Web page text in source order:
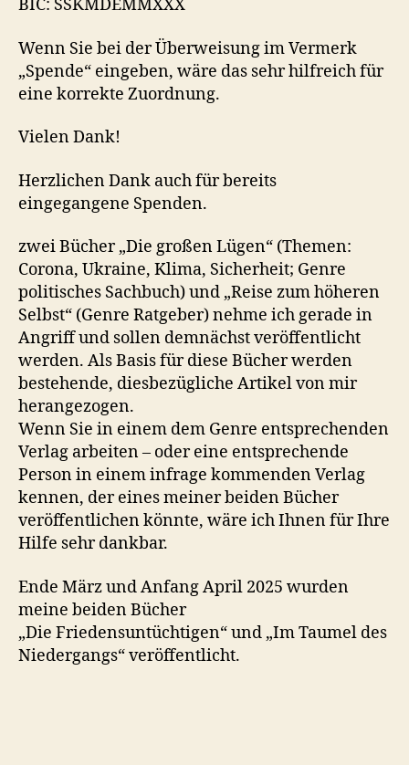
BIC: SSKMDEMMXXX
Wenn Sie bei der Überweisung im Vermerk
„Spende“ eingeben, wäre das sehr hilfreich für
eine korrekte Zuordnung.
Vielen Dank!
Herzlichen Dank auch für bereits
eingegangene Spenden.
zwei Bücher „Die großen Lügen“ (Themen:
Corona, Ukraine, Klima, Sicherheit; Genre
politisches Sachbuch) und „Reise zum höheren
Selbst“ (Genre Ratgeber) nehme ich gerade in
Angriff und sollen demnächst veröffentlicht
werden. Als Basis für diese Bücher werden
bestehende, diesbezügliche Artikel von mir
herangezogen.
Wenn Sie in einem dem Genre entsprechenden
Verlag arbeiten – oder eine entsprechende
Person in einem infrage kommenden Verlag
kennen, der eines meiner beiden Bücher
veröffentlichen könnte, wäre ich Ihnen für Ihre
Hilfe sehr dankbar.
Ende März und Anfang April 2025 wurden
meine beiden Bücher
„Die Friedensuntüchtigen“ und „Im Taumel des
Niedergangs“ veröffentlicht.